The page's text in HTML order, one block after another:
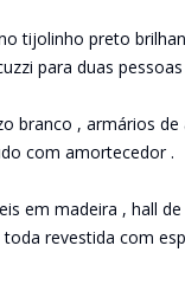
tijolinho preto
para duas
branco , armários
com amortecedor .
em madeira , hall
revestida com